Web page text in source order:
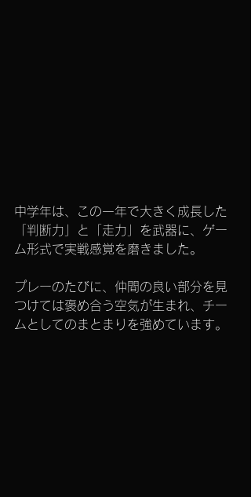
中学年は、この一年で大きく成長した
「判断力」と「走力」を武器に、ゲー
ム形式で実戦感覚を磨きました。
プレーのたびに、仲間の良い部分を見
つけては褒め合う空気が生まれ、チー
ムとしてのまとまりを強めています。